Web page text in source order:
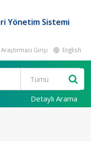
Yönetim Sistemi
Araştırmacı Girişi English
Detaylı Arama